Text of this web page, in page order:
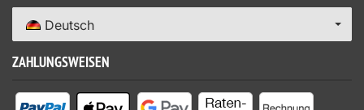
Deutsch
ZAHLUNGSWEISEN